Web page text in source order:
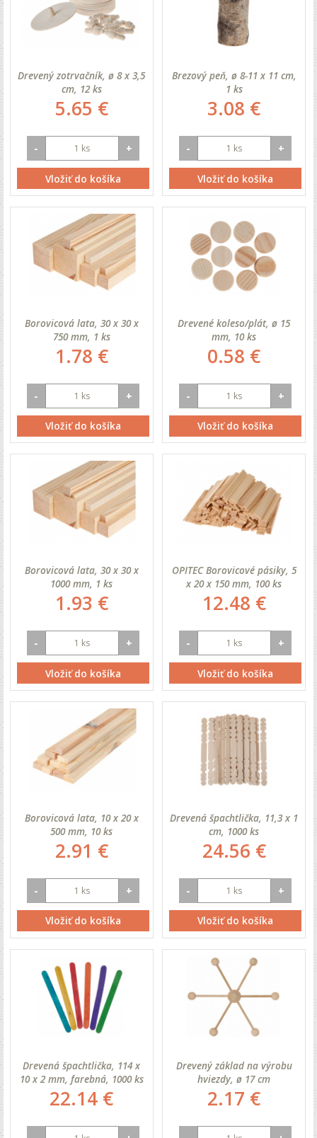
Drevený zotrvačník, ø 8 x 3,5
cm, 12 ks
5.65 €
- +
Vložiť do košíka
Brezový peň, ø 8-11 x 11 cm,
1 ks
3.08 €
- +
Vložiť do košíka
Borovicová lata, 30 x 30 x
750 mm, 1 ks
1.78 €
- +
Vložiť do košíka
Drevené koleso/plát, ø 15
mm, 10 ks
0.58 €
- +
Vložiť do košíka
Borovicová lata, 30 x 30 x
1000 mm, 1 ks
1.93 €
- +
Vložiť do košíka
OPITEC Borovicové pásiky, 5
x 20 x 150 mm, 100 ks
12.48 €
- +
Vložiť do košíka
Borovicová lata, 10 x 20 x
500 mm, 10 ks
2.91 €
- +
Vložiť do košíka
Drevená špachtlička, 11,3 x 1
cm, 1000 ks
24.56 €
- +
Vložiť do košíka
Drevená špachtlička, 114 x
10 x 2 mm, farebná, 1000 ks
22.14 €
Drevený základ na výrobu
hviezdy, ø 17 cm
2.17 €